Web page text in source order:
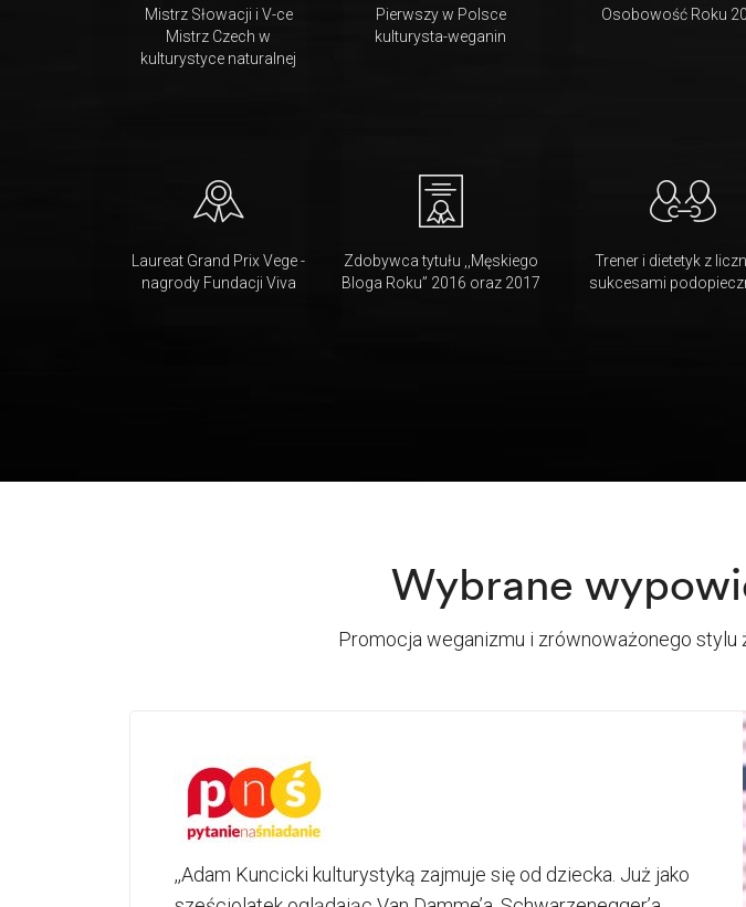
Mistrz Słowacji i V-ce
Mistrz Czech w
kulturystyce naturalnej
Pierwszy w Polsce
kulturysta-weganin
Osobowość Roku
Laureat Grand Prix Vege -
nagrody Fundacji Viva
Zdobywca tytułu ,,Męskiego
Bloga Roku” 2016 oraz 2017
Trener i dietetyk z
sukcesami
Wybrane
Promocja weganizmu i zrównoważonego stylu
,,Adam Kuncicki kulturystyką zajmuje się od dziecka. Już jako